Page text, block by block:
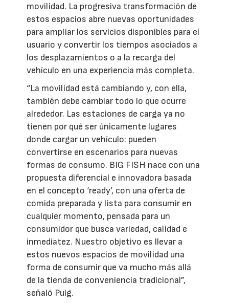
movilidad. La progresiva transformación de
estos espacios abre nuevas oportunidades
para ampliar los servicios disponibles para el
usuario y convertir los tiempos asociados a
los desplazamientos o a la recarga del
vehículo en una experiencia más completa.
“La movilidad está cambiando y, con ella,
también debe cambiar todo lo que ocurre
alrededor. Las estaciones de carga ya no
tienen por qué ser únicamente lugares
donde cargar un vehículo: pueden
convertirse en escenarios para nuevas
formas de consumo. BIG FISH nace con una
propuesta diferencial e innovadora basada
en el concepto ‘ready’, con una oferta de
comida preparada y lista para consumir en
cualquier momento, pensada para un
consumidor que busca variedad, calidad e
inmediatez. Nuestro objetivo es llevar a
estos nuevos espacios de movilidad una
forma de consumir que va mucho más allá
de la tienda de conveniencia tradicional”,
señaló Puig.